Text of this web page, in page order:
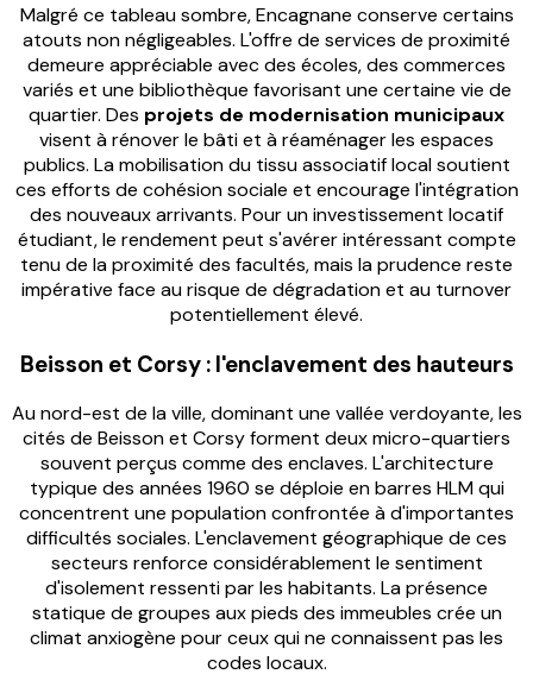
Malgré ce tableau sombre, Encagnane conserve certains
atouts non négligeables. L'offre de services de proximité
demeure appréciable avec des écoles, des commerces
variés et une bibliothèque favorisant une certaine vie de
quartier. Des projets de modernisation municipaux
visent à rénover le bâti et à réaménager les espaces
publics. La mobilisation du tissu associatif local soutient
ces efforts de cohésion sociale et encourage l'intégration
des nouveaux arrivants. Pour un investissement locatif
étudiant, le rendement peut s'avérer intéressant compte
tenu de la proximité des facultés, mais la prudence reste
impérative face au risque de dégradation et au turnover
potentiellement élevé.
Beisson et Corsy : l'enclavement des hauteurs
Au nord-est de la ville, dominant une vallée verdoyante, les
cités de Beisson et Corsy forment deux micro-quartiers
souvent perçus comme des enclaves. L'architecture
typique des années 1960 se déploie en barres HLM qui
concentrent une population confrontée à d'importantes
difficultés sociales. L'enclavement géographique de ces
secteurs renforce considérablement le sentiment
d'isolement ressenti par les habitants. La présence
statique de groupes aux pieds des immeubles crée un
climat anxiogène pour ceux qui ne connaissent pas les
codes locaux.